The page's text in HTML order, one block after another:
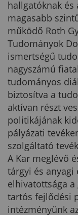
hallgatóknak és
magasabb
működő Roth
Tudományok
ismertségű
nagyszámú
tudományos
biztosítva a
aktívan részt
politikájának
pályázati
szolgáltató
A Kar meglévő
tárgyi és
elhivatottsága
tartós fejlődési
intézményünk